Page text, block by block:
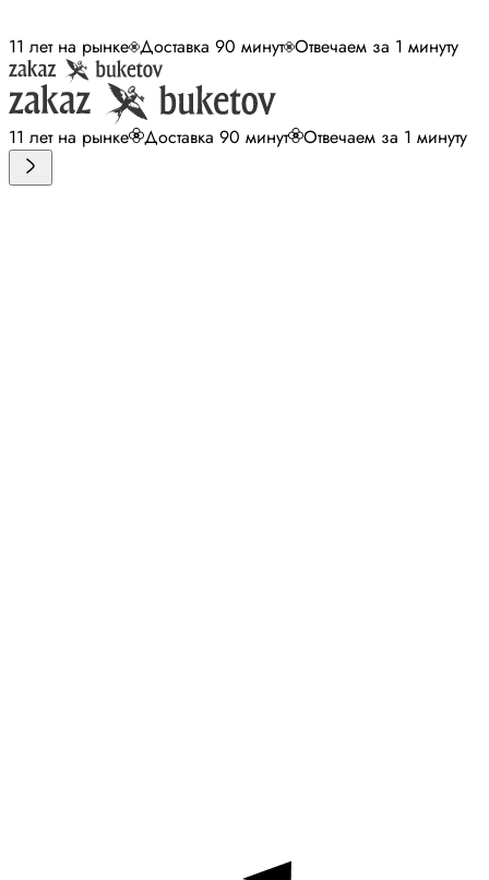
11 лет на рынке Доставка 90 минут Отвечаем за 1 минуту
11 лет на рынке Доставка 90 минут Отвечаем за 1 минуту